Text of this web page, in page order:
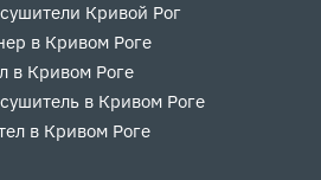
Кривой Рог
в Кривом Роге
в Кривом Роге
в Кривом Роге
в Кривом Роге